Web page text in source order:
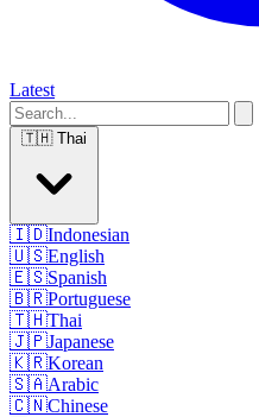
Latest
🇹🇭 Thai
🇮🇩Indonesian
🇺🇸English
🇪🇸Spanish
🇧🇷Portuguese
🇹🇭Thai
🇯🇵Japanese
🇰🇷Korean
🇸🇦Arabic
🇨🇳Chinese